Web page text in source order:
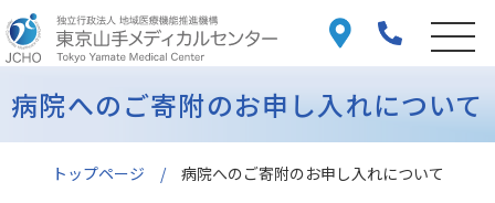
トップページ 病院へのご寄附のお申し入れについて
病院へのご寄附のお申し入れについて